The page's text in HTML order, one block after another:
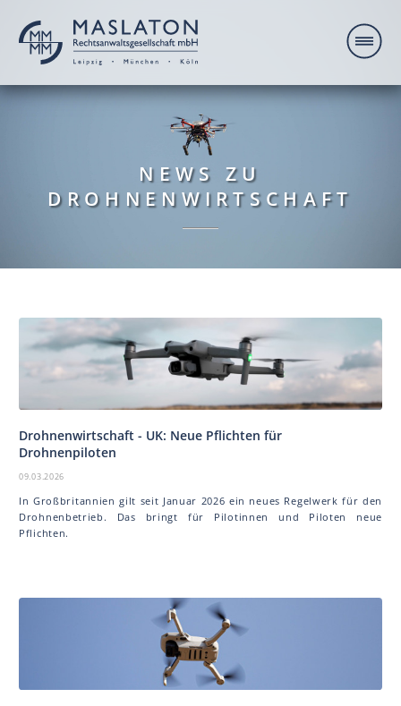
NEWS ZU
DROHNENWIRTSCHAFT
Drohnenwirtschaft - UK: Neue Pflichten für
Drohnenpiloten
09.03.2026
In Großbritannien gilt seit Januar 2026 ein neues Regelwerk für den
Drohnenbetrieb. Das bringt für Pilotinnen und Piloten neue
Pflichten.